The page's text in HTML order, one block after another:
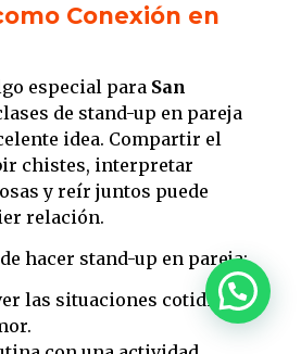
Conexión en
especial para San
de stand-up en pareja
idea. Compartir el
chistes, interpretar
y reír juntos puede
relación.
hacer stand-up en pareja:
las situaciones cotidianas